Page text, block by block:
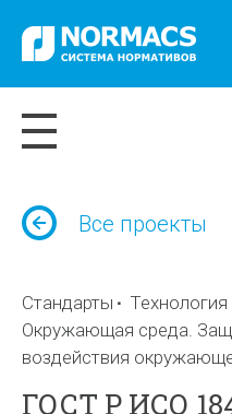
Все проекты
Стандарты
Окружающая среда.
воздействия
ГОСТ Р ИСО